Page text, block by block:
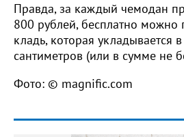
Правда, за каждый чемодан
800 рублей, бесплатно можно
кладь, которая укладывается
сантиметров (или в сумме не
Фото: © magnific.com